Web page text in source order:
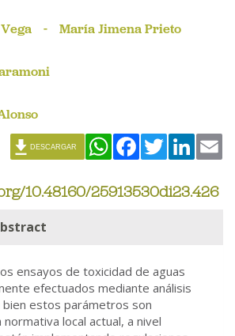
María Jimena Prieto
WhatsAppFacebookTwitter
DESCARGAR
10.48160/25913530di23.426
ensayos de toxicidad de aguas
efectuados mediante análisis
bien estos parámetros son
local actual, a nivel